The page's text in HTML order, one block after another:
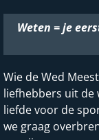
Weten = je
Wie de Wed
liefhebbers uit de
liefde voor de
we graag